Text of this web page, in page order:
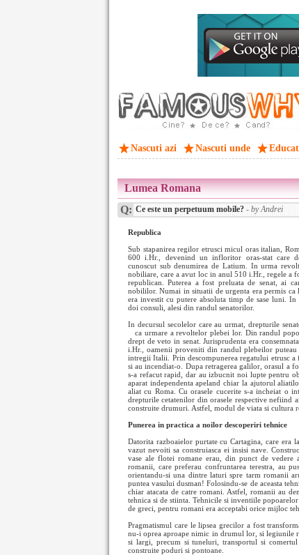
Nascuti azi Nascuti unde
Lumea Romana
Q: Ce este un perpetuum mobile? - by Andrei
Republica
Sub stapanirea regilor etrusci micul oras italian,
600 i.Hr., devenind un infloritor oras-stat care
cunoscut sub denumirea de Latium. In urma
nobiliare, care a avut loc in anul 510 i.Hr., regele a
republican. Puterea a fost preluata de senat, ai
nobililor. Numai in situatii de urgenta era permis ca
era investit cu putere absoluta timp de sase luni.
doi consuli, alesi din randul senatorilor.
In decursul secolelor care au urmat, drepturile
ca urmare a revoltelor plebei lor. Din randul
drept de veto in senat. Jurisprudenta era
i.Hr., oamenii proveniti din randul plebeilor
intregii Italii. Prin descompunerea regatului etrusc
si au incendiat-o. Dupa retragerea galilor, orasul a
s-a refacut rapid, dar au izbucnit noi lupte pentru
aparat independenta apeland chiar la ajutorul
aliat cu Roma. Cu orasele cucerite s-a incheiat o
drepturile cetatenilor din orasele respective nefiind
construite drumuri. Astfel, modul de viata si cultura
Punerea in practica a noilor descoperiri tehnice
Datorita razboaielor purtate cu Cartagina, care era
vazut nevoiti sa construiasca ei insisi nave.
vase ale flotei romane erau, din punct de vedere
romanii, care preferau confruntarea terestra, au
orientandu-si una dintre laturi spre tarm romanii
puntea vasului dusman! Folosindu-se de aceasta
chiar atacata de catre romani. Astfel, romanii au
tehnica si de stiinta. Tehnicile si inventiile
de greci, pentru romani era acceptabi orice mijloc
Pragmatismul care le lipsea grecilor a fost
nu-i oprea aproape nimic in drumul lor, si legiunile
si largi, precum si tuneluri, transportul si
construite poduri si pontoane.